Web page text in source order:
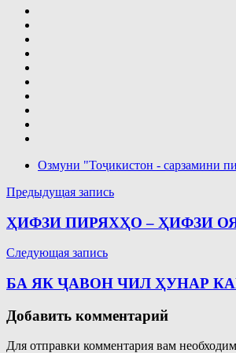
Озмуни "Тоҷикистон - сарзамини
Навигация
по
записям
Предыдущая запись
ҲИФЗИ ПИРЯХҲО – ҲИФЗИ
Следующая запись
БА ЯК ҶАВОН ЧИЛ ҲУНАР
Добавить комментарий
Для отправки комментария вам